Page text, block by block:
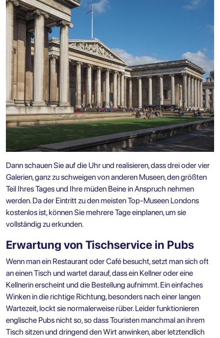
Dann schauen Sie auf die Uhr und realisieren, dass drei oder vier
Galerien, ganz zu schweigen von anderen Museen, den größten
Teil Ihres Tages und Ihre müden Beine in Anspruch nehmen
werden. Da der Eintritt zu den meisten Top-Museen Londons
kostenlos ist, können Sie mehrere Tage einplanen, um sie
vollständig zu erkunden.
Erwartung von Tischservice in Pubs
Wenn man ein Restaurant oder Café besucht, setzt man sich oft
an einen Tisch und wartet darauf, dass ein Kellner oder eine
Kellnerin erscheint und die Bestellung aufnimmt. Ein einfaches
Winken in die richtige Richtung, besonders nach einer langen
Wartezeit, lockt sie normalerweise rüber. Leider funktionieren
englische Pubs nicht so, so dass Touristen manchmal an ihrem
Tisch sitzen und dringend den Wirt anwinken, aber letztendlich